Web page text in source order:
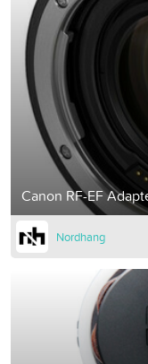
Canon RF-EF
Nordhang